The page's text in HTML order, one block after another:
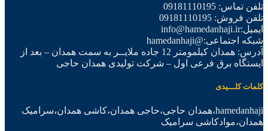
تلفن تماس: 09181110195
تلفن فروش: 09181110195
ایمیل:info@hamedanhaji.ir
شبکه اجتماعی:@hamedanhaji
آدرس: همدان کیلمومتر 12 جاده ملایــر به سمت همدان – بعد از
ایستگاه برق فرعی اول – شرکت تولیدی همدان حاجی
کلمات کلـــیدی
hamedanhaji،همدان حاجی،حاجی همدان،کاشی همدان،سرامیک
همدان،موادکاشی سرامیک